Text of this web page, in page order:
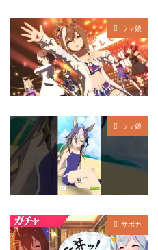
ウマ娘
ウマ娘
サポカ